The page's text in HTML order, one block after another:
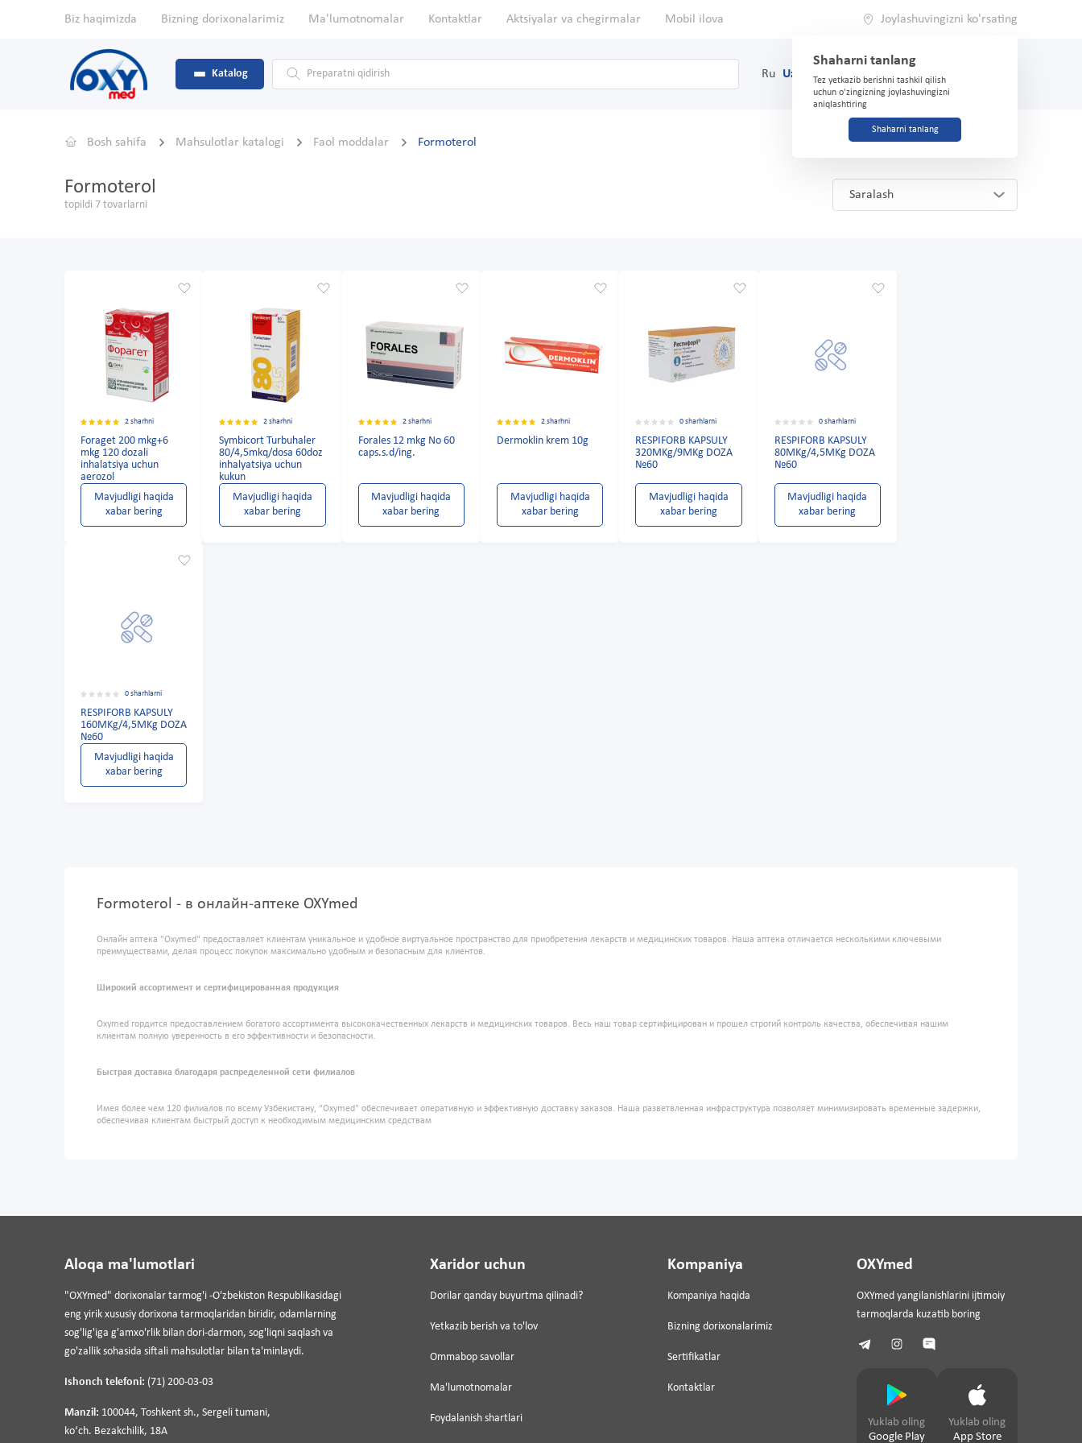
Biz haqimizda Bizning dorixonalarimiz Ma'lumotnomalar Kontaktlar Aktsiyalar va chegirmalar Mobil ilova Joylashuvingizni ko'rsating
Shaharni tanlang
Tez yetkazib berishni tashkil qilish
uchun o'zingizning joylashuvingizni
aniqlashtiring
Shaharni tanlang
Katalog Ru Uz (71) 200-03-03
Bosh sahifa Mahsulotlar katalogi Faol moddalar Formoterol
Formoterol
topildi 7 tovarlarni
Saralash
2 sharhni
Foraget 200 mkg+6
mkg 120 dozali
inhalatsiya uchun
aerozol
Mavjudligi haqida
xabar bering
2 sharhni
Symbicort Turbuhaler
80/4,5mkq/dosa 60doz
inhalyatsiya uchun
kukun
Mavjudligi haqida
xabar bering
2 sharhni
Forales 12 mkg No 60
caps.s.d/ing.
Mavjudligi haqida
xabar bering
2 sharhni
Dermoklin krem 10g
Mavjudligi haqida
xabar bering
0 sharhlarni
RESPIFORB KAPSULY
320MKg/9MKg DOZA
№60
Mavjudligi haqida
xabar bering
0 sharhlarni
RESPIFORB KAPSULY
80MKg/4,5MKg DOZA
№60
Mavjudligi haqida
xabar bering
0 sharhlarni
RESPIFORB KAPSULY
160MKg/4,5MKg DOZA
№60
Mavjudligi haqida
xabar bering
Formoterol - в онлайн-аптеке OXYmed
Онлайн аптека "Oxymed" предоставляет клиентам уникальное и удобное виртуальное пространство для приобретения лекарств и медицинских товаров. Наша аптека отличается несколькими ключевыми
преимуществами, делая процесс покупок максимально удобным и безопасным для клиентов.
Широкий ассортимент и сертифицированная продукция
Oxymed гордится предоставлением богатого ассортимента высококачественных лекарств и медицинских товаров. Весь наш товар сертифицирован и прошел строгий контроль качества, обеспечивая нашим
клиентам полную уверенность в его эффективности и безопасности.
Быстрая доставка благодаря распределенной сети филиалов
Имея более чем 120 филиалов по всему Узбекистану, "Oxymed" обеспечивает оперативную и эффективную доставку заказов. Наша разветвленная инфраструктура позволяет минимизировать временные задержки,
обеспечивая клиентам быстрый доступ к необходимым медицинским средствам
Aloqa ma'lumotlari
"OXYmed" dorixonalar tarmog'i -O'zbekiston Respublikasidagi
eng yirik xususiy dorixona tarmoqlaridan biridir, odamlarning
sog'lig'iga g'amxo'rlik bilan dori-darmon, sog'liqni saqlash va
go'zallik sohasida siftali mahsulotlar bilan ta'minlaydi.
Ishonch telefoni: (71) 200-03-03
Manzil: 100044, Toshkent sh., Sergeli tumani,
koʻch. Bezakchilik, 18A
Xaridor uchun
Dorilar qanday buyurtma qilinadi?
Yetkazib berish va to'lov
Ommabop savollar
Ma'lumotnomalar
Foydalanish shartlari
Kompaniya
Kompaniya haqida
Bizning dorixonalarimiz
Sertifikatlar
Kontaktlar
OXYmed
OXYmed yangilanishlarini ijtimoiy
tarmoqlarda kuzatib boring
Yuklab oling
Google Play
Yuklab oling
App Store